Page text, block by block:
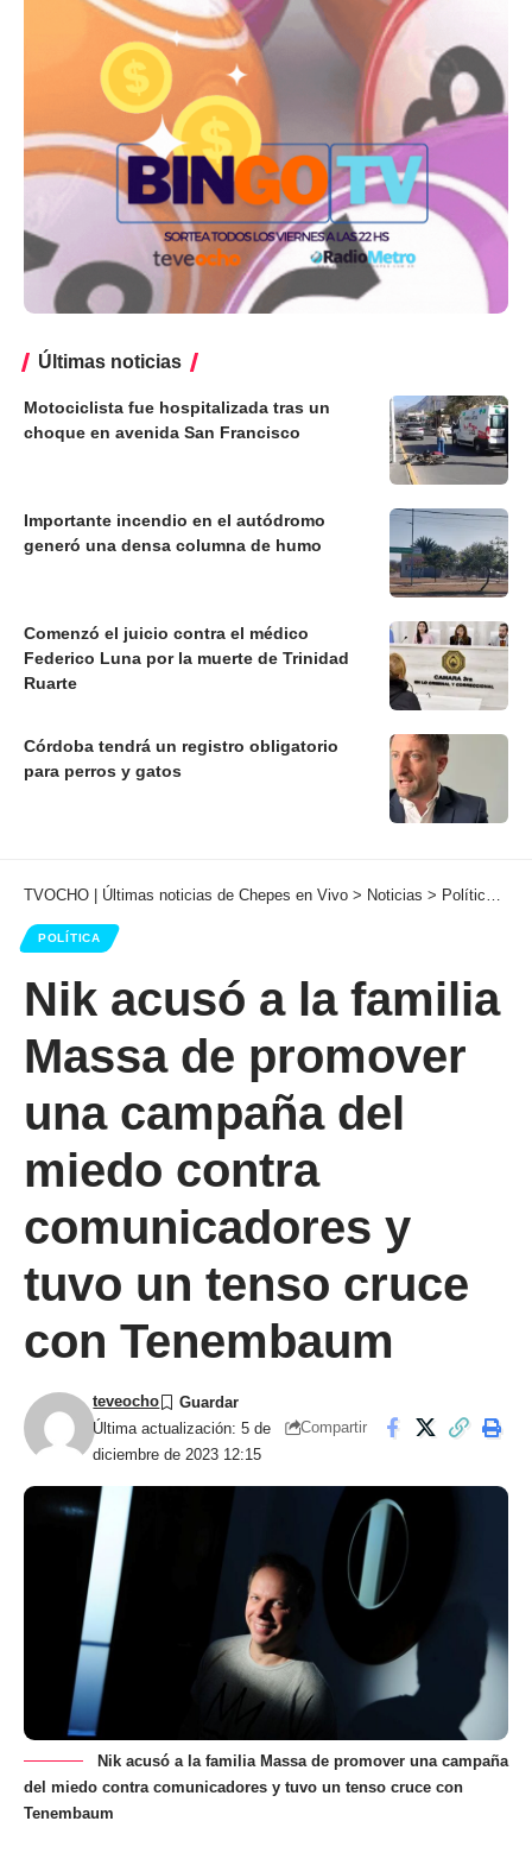
Últimas noticias
Motociclista fue hospitalizada tras un
choque en avenida San Francisco
Importante incendio en el autódromo
generó una densa columna de humo
Comenzó el juicio contra el médico
Federico Luna por la muerte de Trinidad
Ruarte
Córdoba tendrá un registro obligatorio
para perros y gatos
TVOCHO | Últimas noticias de Chepes en Vivo > Noticias > Política
POLÍTICA
Nik acusó a la familia
Massa de promover
una campaña del
miedo contra
comunicadores y
tuvo un tenso cruce
con Tenembaum
Última actualización: 5 de
diciembre de 2023 12:15
teveocho
Compartir
Nik acusó a la familia Massa de promover una campaña
del miedo contra comunicadores y tuvo un tenso cruce con
Tenembaum